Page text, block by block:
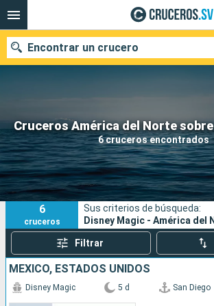
Cruceros América del Norte
6 cruceros encontrados
Encontrar un crucero
Nuestros destinos
Fecha de salida
Puertos
6
cruceros
Sus criterios de búsqueda:
Disney Magic - América del
Filtrar
MÉXICO, ESTADOS UNIDOS
Disney Magic 5 d San Diego